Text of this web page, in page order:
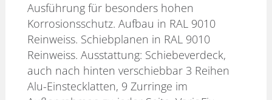
Ausführung für besonders hohen
Korrosionsschutz. Aufbau in RAL 9010
Reinweiss. Schiebplanen in RAL 9010
Reinweiss. Ausstattung: Schiebeverdeck,
auch nach hinten verschiebbar 3 Reihen
Alu-Einstecklatten, 9 Zurringe im